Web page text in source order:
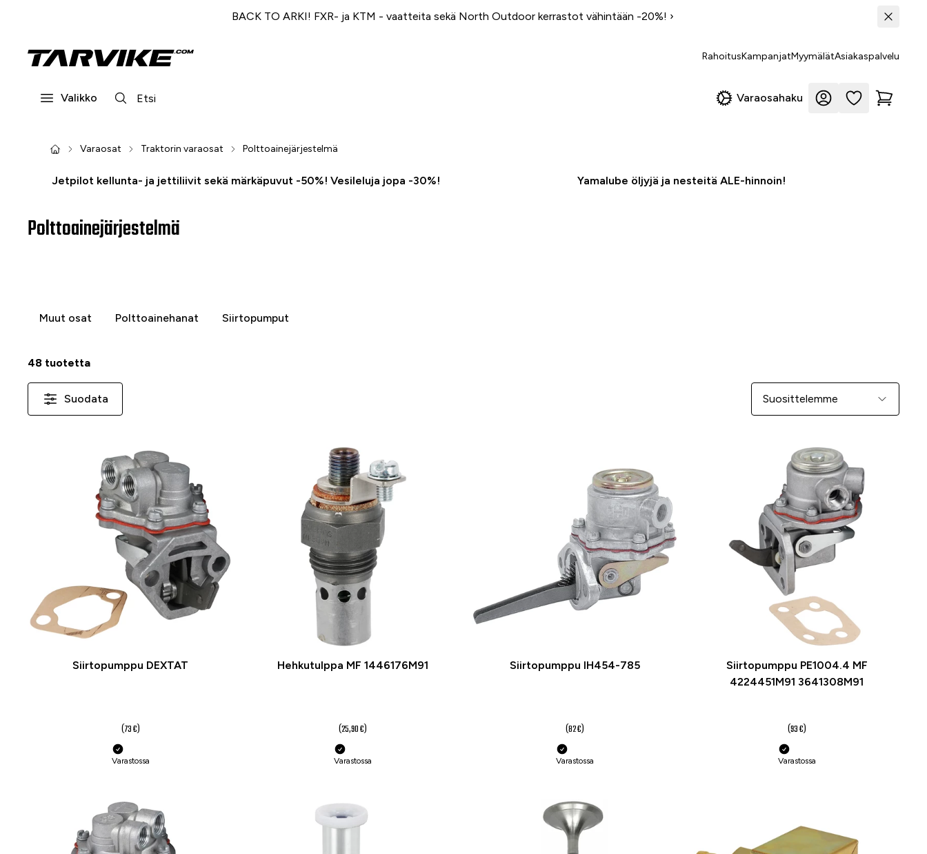
BACK TO ARKI! FXR- ja KTM - vaatteita sekä North Outdoor kerrastot vähintään -20%! ›
RahoitusKampanjatMyymälätAsiakaspalvelu
Valikko Varaosahaku
Varaosat Traktorin varaosat Polttoainejärjestelmä
Jetpilot kellunta- ja jettiliivit sekä märkäpuvut -50%! Vesileluja jopa -30%! Yamalube öljyjä ja nesteitä ALE-hinnoin!
Polttoainejärjestelmä
Muut osat Polttoainehanat Siirtopumput
48 tuotetta
Suodata Järjestä
Siirtopumppu DEXTAT
(73 €)
Varastossa
Hehkutulppa MF 1446176M91
(25,90 €)
Varastossa
Siirtopumppu IH454-785
(82 €)
Varastossa
Siirtopumppu PE1004.4 MF
4224451M91 3641308M91
(93 €)
Varastossa